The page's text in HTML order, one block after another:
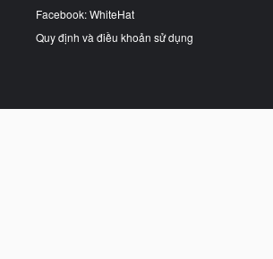
Facebook: WhiteHat
Quy định và điều khoản sử dụng